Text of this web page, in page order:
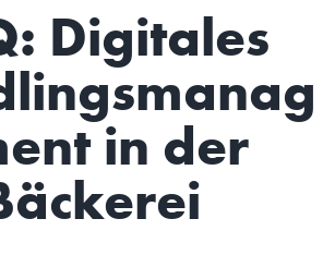
Digitales
in der